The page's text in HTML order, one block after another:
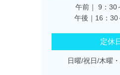
午前｜ 9：30
午後｜16：30
定休
日曜/祝日/木曜